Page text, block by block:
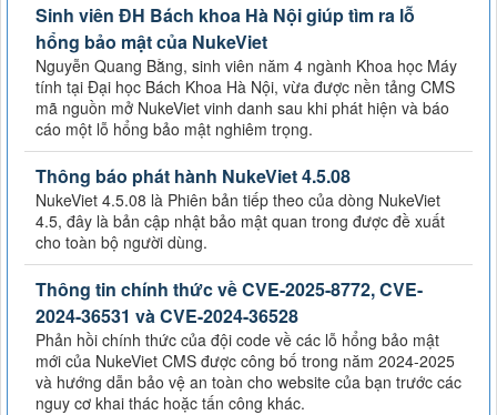
Sinh viên ĐH Bách khoa Hà Nội giúp tìm ra lỗ
hổng bảo mật của NukeViet
Nguyễn Quang Bằng, sinh viên năm 4 ngành Khoa học Máy
tính tại Đại học Bách Khoa Hà Nội, vừa được nền tảng CMS
mã nguồn mở NukeViet vinh danh sau khi phát hiện và báo
cáo một lỗ hổng bảo mật nghiêm trọng.
Thông báo phát hành NukeViet 4.5.08
NukeViet 4.5.08 là Phiên bản tiếp theo của dòng NukeViet
4.5, đây là bản cập nhật bảo mật quan trong được đề xuất
cho toàn bộ người dùng.
Thông tin chính thức về CVE-2025-8772, CVE-
2024-36531 và CVE-2024-36528
Phản hồi chính thức của đội code về các lỗ hổng bảo mật
mới của NukeViet CMS được công bố trong năm 2024-2025
và hướng dẫn bảo vệ an toàn cho website của bạn trước các
nguy cơ khai thác hoặc tấn công khác.